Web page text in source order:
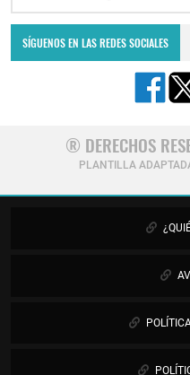
SÍGUENOS EN LAS REDES SOCIALES
® DERECHOS
PLANTILLA